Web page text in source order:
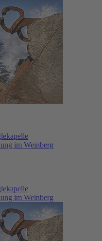
im Weinberg
im Weinberg